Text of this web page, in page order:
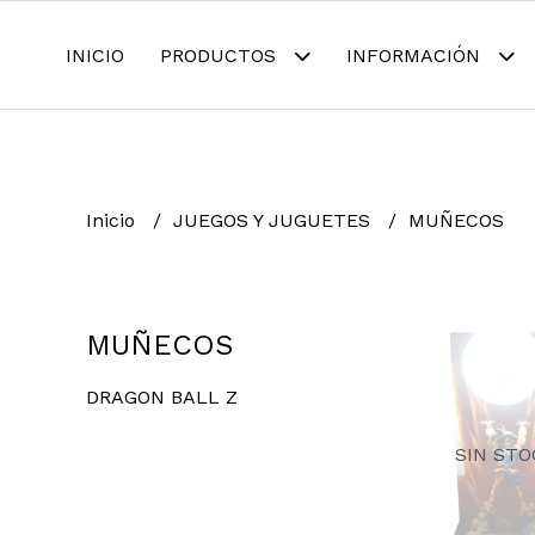
INICIO PRODUCTOS INFORMACIÓN
Inicio JUEGOS Y JUGUETES MUÑECOS
MUÑECOS
DRAGON BALL Z
SIN